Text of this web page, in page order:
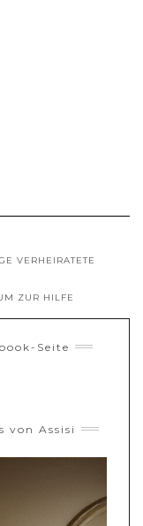
VERHEIRATETE
ZUR HILFE
Seite
von Assisi